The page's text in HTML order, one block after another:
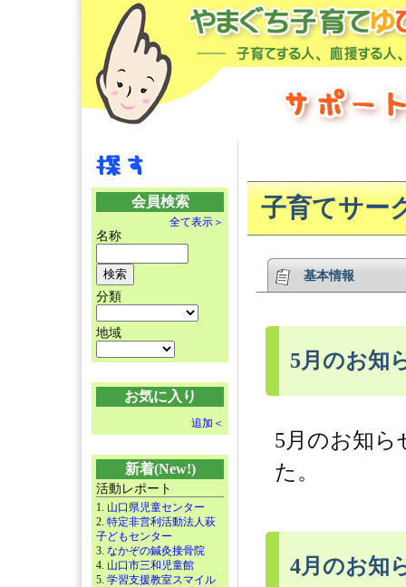
会員検索
全て表示＞
名称
分類
地域
お気に入り
追加＜
新着(New!)
活動レポート
1. 山口県児童センター
2. 特定非営利活動法人萩
子どもセンター
3. なかぞの鍼灸接骨院
4. 山口市三和児童館
5. 学習支援教室スマイル
子育てサー
基本情報
5月のお知
5月のお知
た。
4月のお知